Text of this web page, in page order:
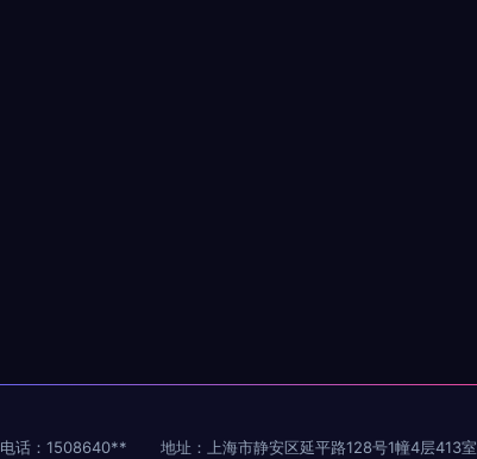
电话：1508640** 地址：上海市静安区延平路128号1幢4层413室